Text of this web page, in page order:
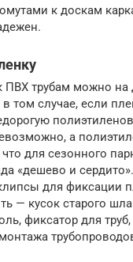
к доскам
ПВХ трубам можно на
том случае, если
а
для сезонного
«дешево и
для фиксации
— кусок старого
фиксатор для